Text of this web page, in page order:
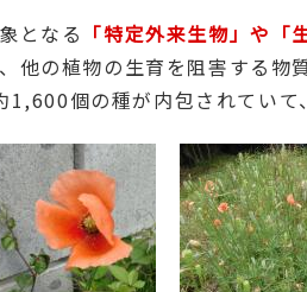
となる 「特定外来生物」や
他の植物の生育を阻害する物
1,600個の種が内包されていて